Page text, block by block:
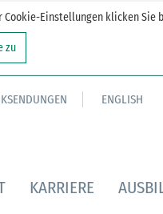
Cookie-Einstellungen klicken Sie
zu
ENGLISH
KARRIERE